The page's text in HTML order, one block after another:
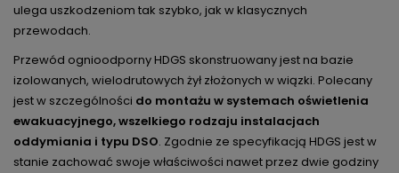
ulega uszkodzeniom tak szybko, jak w klasycznych
przewodach.
Przewód ognioodporny HDGS skonstruowany jest na bazie
izolowanych, wielodrutowych żył złożonych w wiązki. Polecany
jest w szczególności do montażu w systemach oświetlenia
ewakuacyjnego, wszelkiego rodzaju instalacjach
oddymiania i typu DSO. Zgodnie ze specyfikacją HDGS jest w
stanie zachować swoje właściwości nawet przez dwie godziny